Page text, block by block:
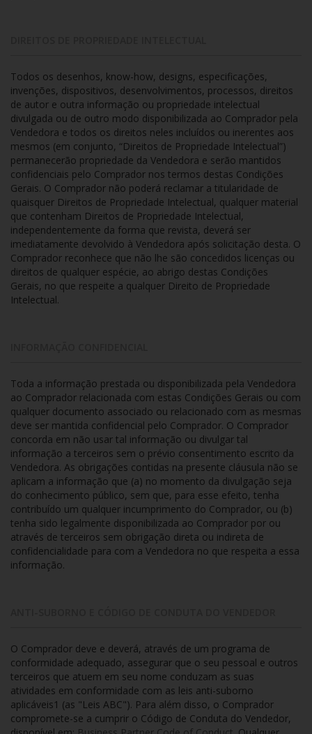
Todos os desenhos, know-how, designs, especificações,
invenções, dispositivos, desenvolvimentos, processos, direitos
de autor e outra informação ou propriedade intelectual
divulgada ou de outro modo disponibilizada ao Comprador pela
Vendedora e todos os direitos neles incluídos ou inerentes aos
mesmos (em conjunto, “Direitos de Propriedade Intelectual”)
permanecerão propriedade da Vendedora e serão mantidos
confidenciais pelo Comprador nos termos destas Condições
Gerais. O Comprador não poderá reclamar a titularidade de
quaisquer Direitos de Propriedade Intelectual, qualquer material
que contenham Direitos de Propriedade Intelectual,
independentemente da forma que revista, deverá ser
imediatamente devolvido à Vendedora após solicitação desta. O
Comprador reconhece que não lhe são concedidos licenças ou
direitos de qualquer espécie, ao abrigo destas Condições
Gerais, no que respeite a qualquer Direito de Propriedade
Intelectual.
Toda a informação prestada ou disponibilizada pela Vendedora
ao Comprador relacionada com estas Condições Gerais ou com
qualquer documento associado ou relacionado com as mesmas
deve ser mantida confidencial pelo Comprador. O Comprador
concorda em não usar tal informação ou divulgar tal
informação a terceiros sem o prévio consentimento escrito da
Vendedora. As obrigações contidas na presente cláusula não se
aplicam a informação que (a) no momento da divulgação seja
do conhecimento público, sem que, para esse efeito, tenha
contribuído um qualquer incumprimento do Comprador, ou (b)
tenha sido legalmente disponibilizada ao Comprador por ou
através de terceiros sem obrigação direta ou indireta de
confidencialidade para com a Vendedora no que respeita a essa
informação.
O Comprador deve e deverá, através de um programa de
conformidade adequado, assegurar que o seu pessoal e outros
terceiros que atuem em seu nome conduzam as suas
atividades em conformidade com as leis anti-suborno
aplicáveis1 (as "Leis ABC"). Para além disso, o Comprador
compromete-se a cumprir o Código de Conduta do Vendedor,